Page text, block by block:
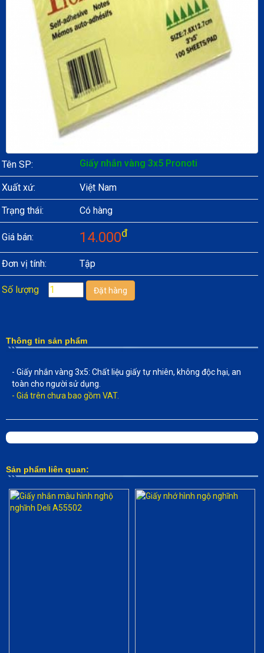
Tên SP: Giấy nhắn vàng 3x5 Pronoti
Xuất xứ: Việt Nam
Trạng thái: Có hàng
Giá bán: 14.000đ
Đơn vị tính: Tập
Số lượng
Thông tin sản phẩm
- Giấy nhắn vàng 3x5: Chất liệu giấy tự nhiên, không độc hại, an
toàn cho người sử dụng.
- Giá trên chưa bao gồm VAT.
Sản phẩm liên quan: